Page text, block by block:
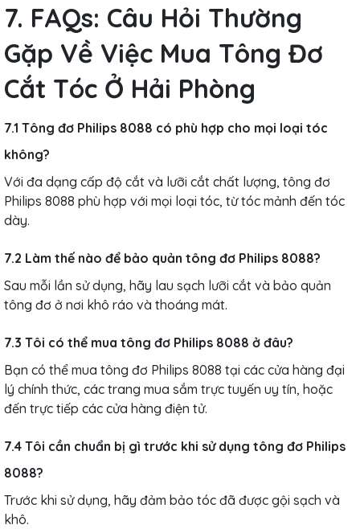
7. FAQs: Câu Hỏi Thường
Gặp Về Việc Mua Tông Đơ
Cắt Tóc Ở Hải Phòng
7.1 Tông đơ Philips 8088 có phù hợp cho mọi loại tóc
không?
Với đa dạng cấp độ cắt và lưỡi cắt chất lượng, tông đơ
Philips 8088 phù hợp với mọi loại tóc, từ tóc mảnh đến tóc
dày.
7.2 Làm thế nào để bảo quản tông đơ Philips 8088?
Sau mỗi lần sử dụng, hãy lau sạch lưỡi cắt và bảo quản
tông đơ ở nơi khô ráo và thoáng mát.
7.3 Tôi có thể mua tông đơ Philips 8088 ở đâu?
Bạn có thể mua tông đơ Philips 8088 tại các cửa hàng đại
lý chính thức, các trang mua sắm trực tuyến uy tín, hoặc
đến trực tiếp các cửa hàng điện tử.
7.4 Tôi cần chuẩn bị gì trước khi sử dụng tông đơ Philips
8088?
Trước khi sử dụng, hãy đảm bảo tóc đã được gội sạch và
khô.